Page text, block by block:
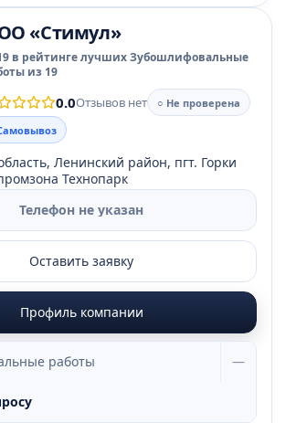
«Стимул»
в рейтинге лучших Зубошлифовальные
из 19
0.0Отзывов нет
○ Не проверена
Ленинский район, пгт. Горки
Технопарк
Телефон не указан
Оставить заявку
Профиль компании
работы —